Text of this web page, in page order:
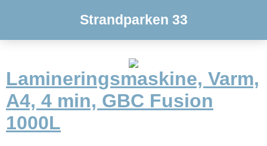
Strandparken 33
Lamineringsmaskine, Varm,
A4, 4 min, GBC Fusion
1000L